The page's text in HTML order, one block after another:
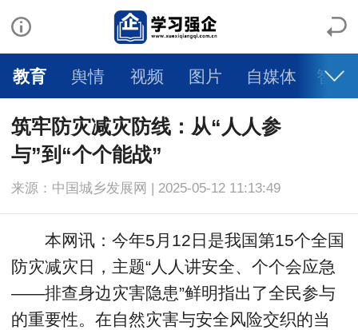
教育 舆情 视频 图片 自媒体 智库
筑牢防灾减灾防线：从“人人参
与”到“个个能战”
来源：中国城乡发展网 | 2025-05-12 11:13:49
本网讯：今年5月12日是我国第15个全国
防灾减灾日，主题“人人讲安全、个个会应急
——排查身边灾害隐患”鲜明指出了全民参与
的重要性。在自然灾害与安全风险交织的当